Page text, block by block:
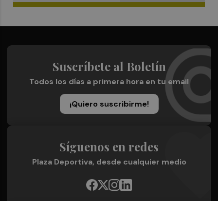
Suscríbete al Boletín
Todos los días a primera hora en tu email
¡Quiero suscribirme!
Síguenos en redes
Plaza Deportiva, desde cualquier medio